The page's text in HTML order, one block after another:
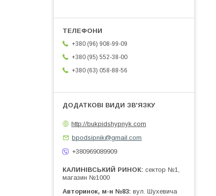
+380 (96) 908-99-09
+380 (95) 552-38-00
+380 (63) 058-88-56
http://bukpidshypnyk.com
bpodsipnik@gmail.com
+380969089909
КАЛИНІВСЬКИЙ РИНОК сектор №1,
магазин №1000
Авторинок, м-н №83 вул. Шухевича